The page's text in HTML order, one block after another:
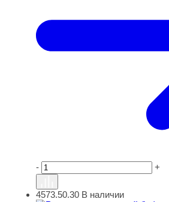
- +
4573.50.30 В наличии